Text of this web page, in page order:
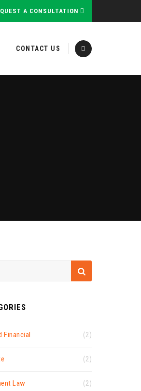
A CONSULTATION
CONTACT US
Financial (2)
(2)
Law (2)